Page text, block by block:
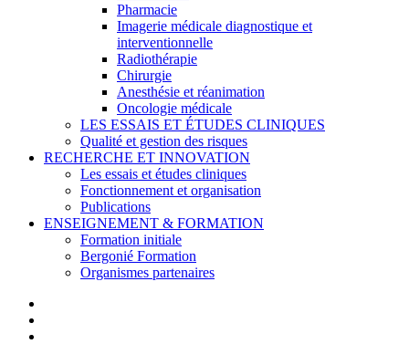
Pharmacie
Imagerie médicale diagnostique et
interventionnelle
Radiothérapie
Chirurgie
Anesthésie et réanimation
Oncologie médicale
LES ESSAIS ET ÉTUDES CLINIQUES
Qualité et gestion des risques
RECHERCHE ET INNOVATION
Les essais et études cliniques
Fonctionnement et organisation
Publications
ENSEIGNEMENT & FORMATION
Formation initiale
Bergonié Formation
Organismes partenaires